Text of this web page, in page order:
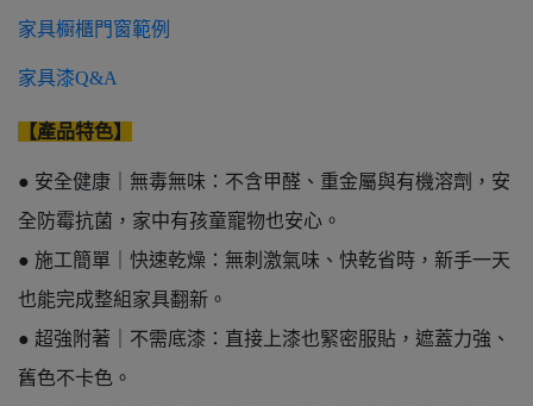
家具櫉櫃門窗範例
家具漆Q&A
【產品特色】
● 安全健康｜無毒無味：不含甲醛、重金屬與有機溶劑，安
全防霉抗菌，家中有孩童寵物也安心。
● 施工簡單｜快速乾燥：無刺激氣味、快乾省時，新手一天
也能完成整組家具翻新。
● 超強附著｜不需底漆：直接上漆也緊密服貼，遮蓋力強、
舊色不卡色。